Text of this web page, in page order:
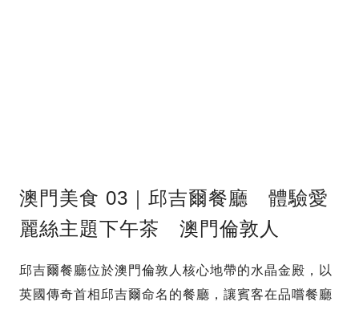
澳門美食 03｜邱吉爾餐廳 體驗愛
麗絲主題下午茶 澳門倫敦人
邱吉爾餐廳位於澳門倫敦人核心地帶的水晶金殿，以
英國傳奇首相邱吉爾命名的餐廳，讓賓客在品嚐餐廳